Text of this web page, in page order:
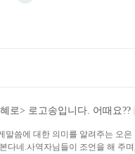
로> 로고송입니다. 어때요??
말씀에 대한 의미를 알려주는 오
다네.사역자님들이 조언을 해 주